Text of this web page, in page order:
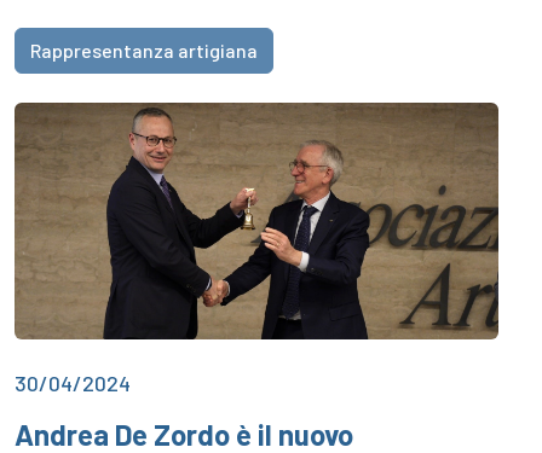
Rappresentanza artigiana
30/04/2024
Andrea De Zordo è il nuovo